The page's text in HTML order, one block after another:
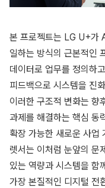
본 프로젝트는 LG U+가
일하는 방식의 근본적인
데이터로 업무를 정의하
피드백으로 시스템을 진
이러한 구조적 변화는 향
과제를 해결하는 핵심 동
확장 가능한 새로운 사업
렛서는 이처럼 눈앞의 문
있는 역량과 시스템을 함
가장 본질적인 디지털 전